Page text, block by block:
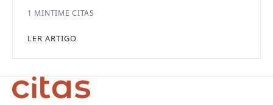
1 MINTIME CITAS
LER ARTIGO